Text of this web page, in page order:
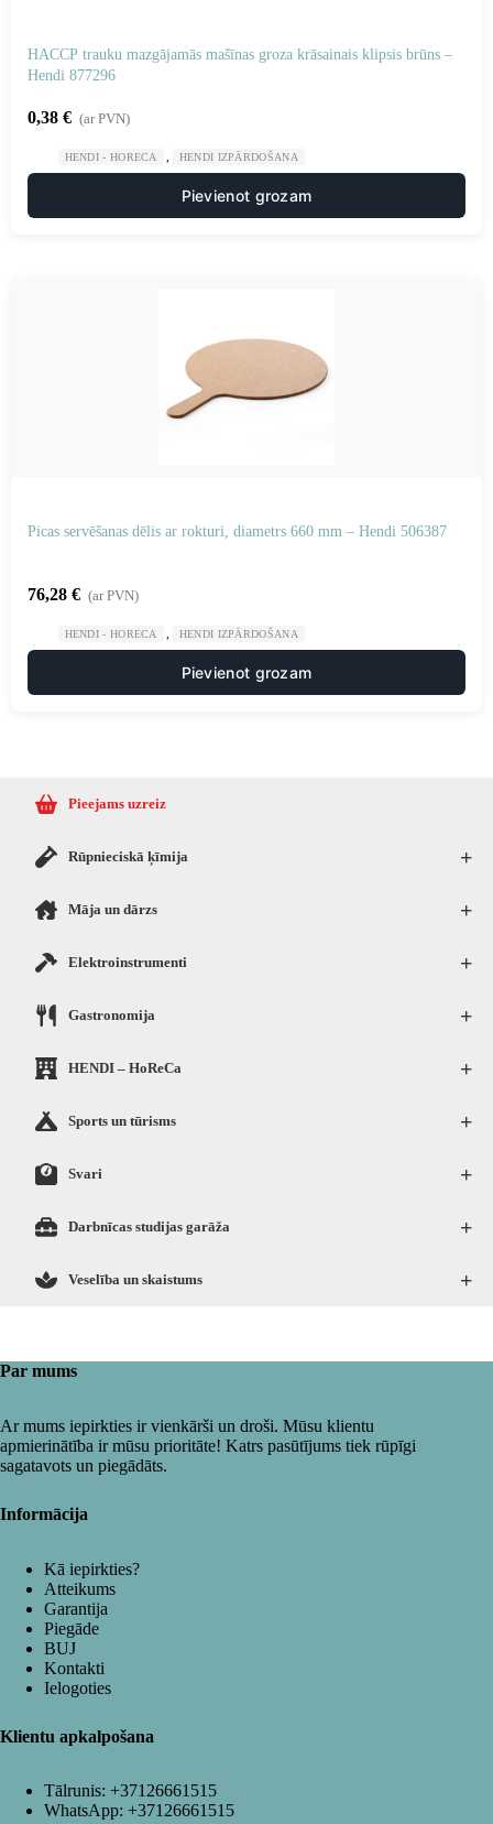
HACCP trauku mazgājamās mašīnas groza krāsainais klipsis brūns –
Hendi 877296
0,38 € (ar PVN)
HENDI - HORECA HENDI IZPĀRDOŠANA
Pievienot grozam
Picas servēšanas dēlis ar rokturi, diametrs 660 mm – Hendi 506387
76,28 € (ar PVN)
HENDI - HORECA HENDI IZPĀRDOŠANA
Pievienot grozam
Pieejams uzreiz
+
Rūpnieciskā ķīmija
+
Māja un dārzs
+
Elektroinstrumenti
+
Gastronomija
+
HENDI – HoReCa
+
Sports un tūrisms
+
Svari
+
Darbnīcas studijas garāža
+
Veselība un skaistums
Par mums
Ar mums iepirkties ir vienkārši un droši. Mūsu klientu
apmierinātība ir mūsu prioritāte! Katrs pasūtījums tiek rūpīgi
sagatavots un piegādāts.
Informācija
Kā iepirkties?
Atteikums
Garantija
Piegāde
BUJ
Kontakti
Ielogoties
Klientu apkalpošana
Tālrunis: +37126661515
WhatsApp: +37126661515